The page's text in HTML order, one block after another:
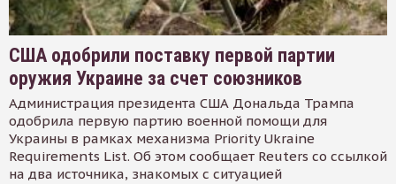
США одобрили поставку первой партии
оружия Украине за счет союзников
Администрация президента США Дональда Трампа
одобрила первую партию военной помощи для
Украины в рамках механизма Priority Ukraine
Requirements List. Об этом сообщает Reuters со ссылкой
на два источника, знакомых с ситуацией